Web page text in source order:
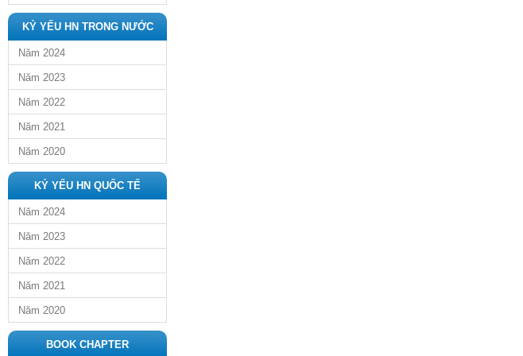
KỶ YẾU HN TRONG NƯỚC
Năm 2024
Năm 2023
Năm 2022
Năm 2021
Năm 2020
KỶ YẾU HN QUỐC TẾ
Năm 2024
Năm 2023
Năm 2022
Năm 2021
Năm 2020
BOOK CHAPTER